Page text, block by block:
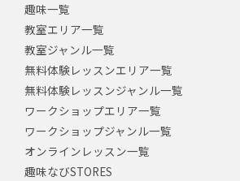
趣味一覧
教室エリア一覧
教室ジャンル一覧
無料体験レッスンエリア一覧
無料体験レッスンジャンル一覧
ワークショップエリア一覧
ワークショップジャンル一覧
オンラインレッスン一覧
趣味なびSTORES